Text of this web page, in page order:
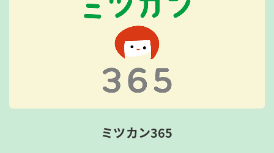
ミツカン365